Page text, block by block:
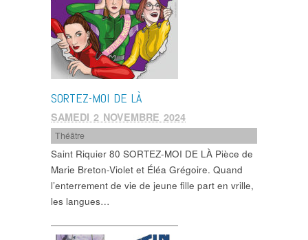
SORTEZ-MOI DE LÀ
SAMEDI 2 NOVEMBRE 2024
Théâtre
Saint Riquier 80 SORTEZ-MOI DE LÀ Pièce de
Marie Breton-Violet et Éléa Grégoire. Quand
l’enterrement de vie de jeune fille part en vrille,
les langues…